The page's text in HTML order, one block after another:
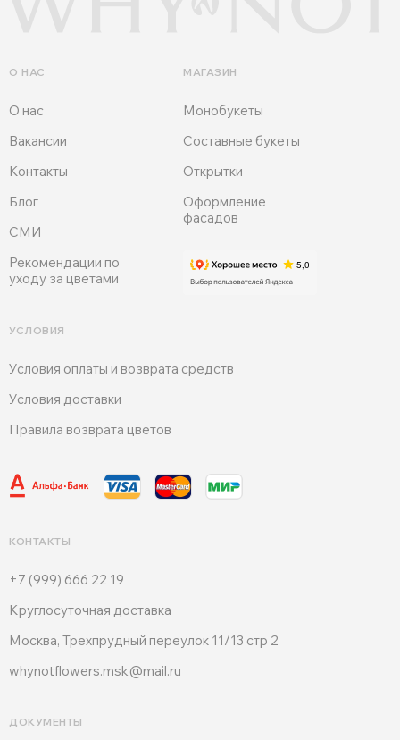
Вакансии
О нас
О НАС
ДОКУМЕНТЫ
УСЛОВИЯ
Блог
СМИ
Рекомендации по
уходу за цветами
Условия оплаты и возврата средств
Условия доставки
Контакты
Правила возврата цветов
МАГАЗИН
+7 (999) 666 22 19
КОНТАКТЫ
Круглосуточная доставка
Москва, Трехпрудный переулок 11/13 стр 2
whynotflowers.msk@mail.ru
Оформление
фасадов
Монобукеты
Открытки
Составные букеты